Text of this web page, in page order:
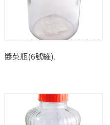
醬菜瓶(6號罐).